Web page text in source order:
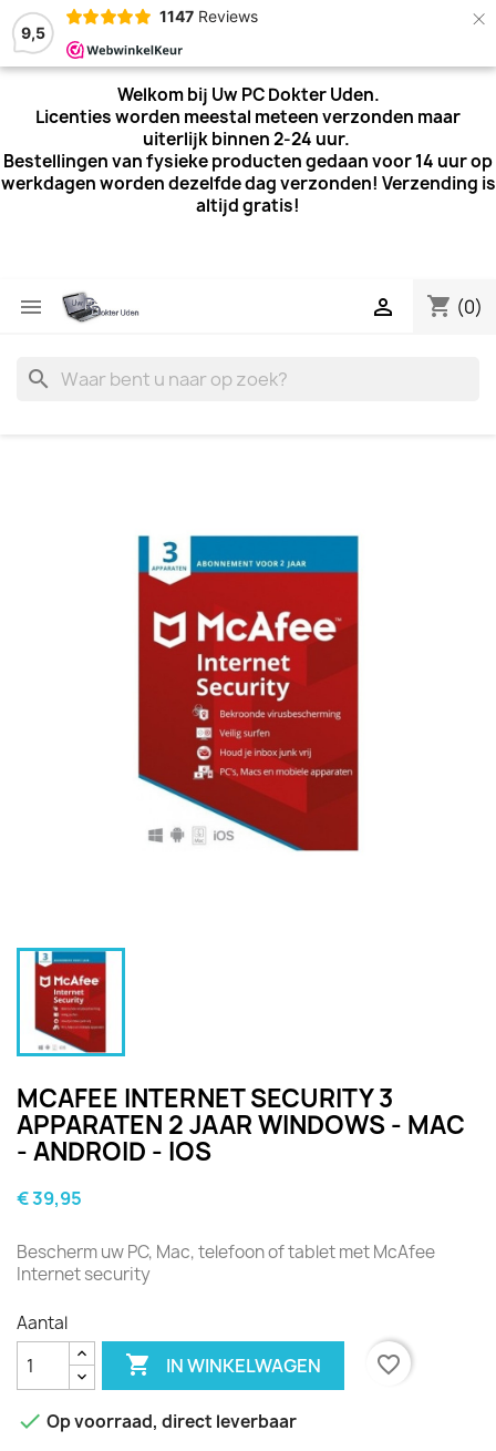
9,5
1147 Reviews ×
Welkom bij Uw PC Dokter Uden.
Licenties worden meestal meteen verzonden maar
uiterlijkbinnen 2-24 uur.
Bestellingen van fysieke producten gedaan voor 14 uur op
werkdagen worden dezelfde dag verzonden! Verzending is
altijd gratis!
 shopping_cart (0)

search
MCAFEE INTERNET SECURITY 3
APPARATEN 2 JAAR WINDOWS - MAC
- ANDROID - IOS
€ 39,95
Bescherm uw PC, Mac, telefoon of tablet met McAfee
Internet security
Aantal
 IN WINKELWAGEN favorite_border
 Op voorraad, direct leverbaar